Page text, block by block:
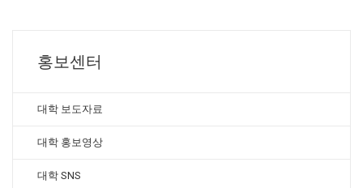
홍보센터
대학 보도자료
대학 홍보영상
대학 SNS